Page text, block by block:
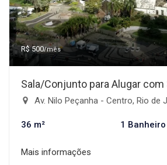
R$ 500/mês
Sala/Conjunto para Alugar com
Av. Nilo Peçanha - Centro, Rio de
36 m² 1 Banheiro
Mais informações